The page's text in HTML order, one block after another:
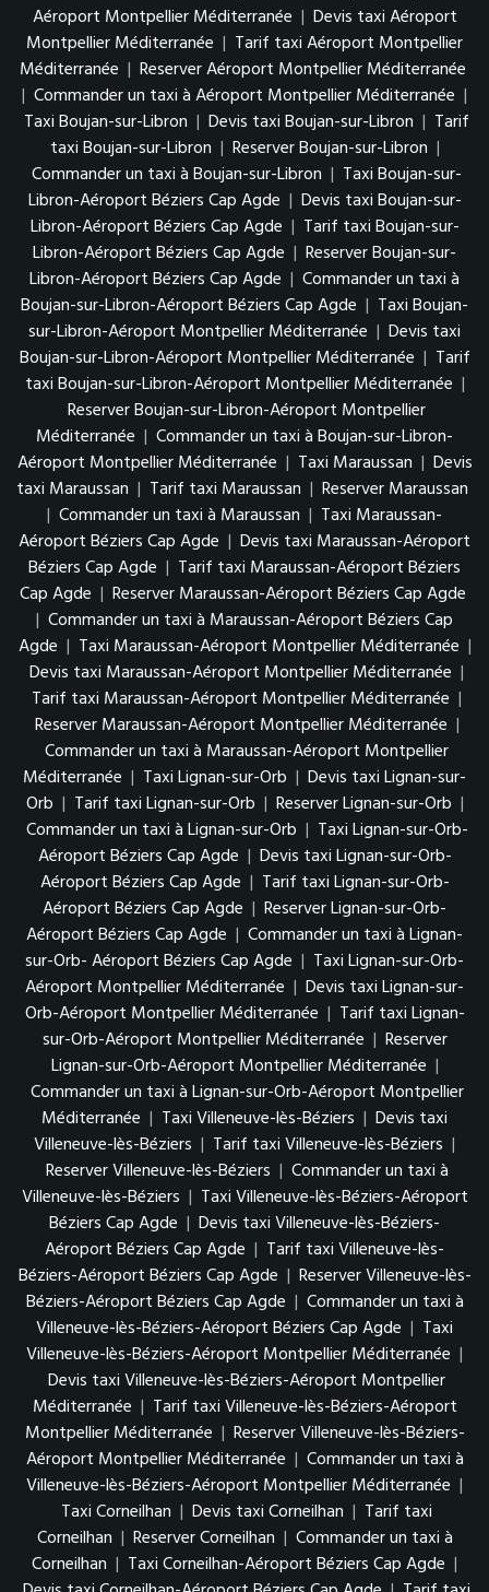
Aéroport Montpellier Méditerranée | Devis taxi Aéroport
Montpellier Méditerranée | Tarif taxi Aéroport Montpellier
Méditerranée | Reserver Aéroport Montpellier Méditerranée
| Commander un taxi à Aéroport Montpellier Méditerranée |
Taxi Boujan-sur-Libron | Devis taxi Boujan-sur-Libron | Tarif
taxi Boujan-sur-Libron | Reserver Boujan-sur-Libron |
Commander un taxi à Boujan-sur-Libron | Taxi Boujan-sur-
Libron-Aéroport Béziers Cap Agde | Devis taxi Boujan-sur-
Libron-Aéroport Béziers Cap Agde | Tarif taxi Boujan-sur-
Libron-Aéroport Béziers Cap Agde | Reserver Boujan-sur-
Libron-Aéroport Béziers Cap Agde | Commander un taxi à
Boujan-sur-Libron-Aéroport Béziers Cap Agde | Taxi Boujan-
sur-Libron-Aéroport Montpellier Méditerranée | Devis taxi
Boujan-sur-Libron-Aéroport Montpellier Méditerranée | Tarif
taxi Boujan-sur-Libron-Aéroport Montpellier Méditerranée |
Reserver Boujan-sur-Libron-Aéroport Montpellier
Méditerranée | Commander un taxi à Boujan-sur-Libron-
Aéroport Montpellier Méditerranée | Taxi Maraussan | Devis
taxi Maraussan | Tarif taxi Maraussan | Reserver Maraussan
| Commander un taxi à Maraussan | Taxi Maraussan-
Aéroport Béziers Cap Agde | Devis taxi Maraussan-Aéroport
Béziers Cap Agde | Tarif taxi Maraussan-Aéroport Béziers
Cap Agde | Reserver Maraussan-Aéroport Béziers Cap Agde
| Commander un taxi à Maraussan-Aéroport Béziers Cap
Agde | Taxi Maraussan-Aéroport Montpellier Méditerranée |
Devis taxi Maraussan-Aéroport Montpellier Méditerranée |
Tarif taxi Maraussan-Aéroport Montpellier Méditerranée |
Reserver Maraussan-Aéroport Montpellier Méditerranée |
Commander un taxi à Maraussan-Aéroport Montpellier
Méditerranée | Taxi Lignan-sur-Orb | Devis taxi Lignan-sur-
Orb | Tarif taxi Lignan-sur-Orb | Reserver Lignan-sur-Orb |
Commander un taxi à Lignan-sur-Orb | Taxi Lignan-sur-Orb-
Aéroport Béziers Cap Agde | Devis taxi Lignan-sur-Orb-
Aéroport Béziers Cap Agde | Tarif taxi Lignan-sur-Orb-
Aéroport Béziers Cap Agde | Reserver Lignan-sur-Orb-
Aéroport Béziers Cap Agde | Commander un taxi à Lignan-
sur-Orb- Aéroport Béziers Cap Agde | Taxi Lignan-sur-Orb-
Aéroport Montpellier Méditerranée | Devis taxi Lignan-sur-
Orb-Aéroport Montpellier Méditerranée | Tarif taxi Lignan-
sur-Orb-Aéroport Montpellier Méditerranée | Reserver
Lignan-sur-Orb-Aéroport Montpellier Méditerranée |
Commander un taxi à Lignan-sur-Orb-Aéroport Montpellier
Méditerranée | Taxi Villeneuve-lès-Béziers | Devis taxi
Villeneuve-lès-Béziers | Tarif taxi Villeneuve-lès-Béziers |
Reserver Villeneuve-lès-Béziers | Commander un taxi à
Villeneuve-lès-Béziers | Taxi Villeneuve-lès-Béziers-Aéroport
Béziers Cap Agde | Devis taxi Villeneuve-lès-Béziers-
Aéroport Béziers Cap Agde | Tarif taxi Villeneuve-lès-
Béziers-Aéroport Béziers Cap Agde | Reserver Villeneuve-lès-
Béziers-Aéroport Béziers Cap Agde | Commander un taxi à
Villeneuve-lès-Béziers-Aéroport Béziers Cap Agde | Taxi
Villeneuve-lès-Béziers-Aéroport Montpellier Méditerranée |
Devis taxi Villeneuve-lès-Béziers-Aéroport Montpellier
Méditerranée | Tarif taxi Villeneuve-lès-Béziers-Aéroport
Montpellier Méditerranée | Reserver Villeneuve-lès-Béziers-
Aéroport Montpellier Méditerranée | Commander un taxi à
Villeneuve-lès-Béziers-Aéroport Montpellier Méditerranée |
Taxi Corneilhan | Devis taxi Corneilhan | Tarif taxi
Corneilhan | Reserver Corneilhan | Commander un taxi à
Corneilhan | Taxi Corneilhan-Aéroport Béziers Cap Agde |